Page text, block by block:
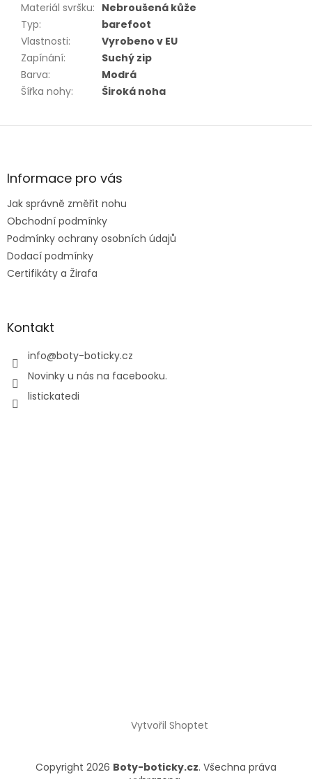
Materiál svršku: Nebroušená kůže
Typ:
barefoot
Vlastnosti:
Vyrobeno v EU
Zapínání:
Suchý zip
Barva:
Modrá
Šířka nohy: Široká noha
Z
aInformace pro vás
Jak správně změřit nohu
Obchodní podmínky
Podmínky ochrany osobních údajů
Dodací podmínky
Certifikáty a Žirafa
Kontakt
info@boty-boticky.cz
Novinky u nás na facebooku.
listickatedi
Vytvořil Shoptet
Copyright 2026 Boty-boticky.cz. Všechna práva